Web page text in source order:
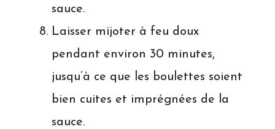
sauce.
Laisser mijoter à feu doux
pendant environ 30 minutes,
jusqu’à ce que les boulettes soient
bien cuites et imprégnées de la
sauce.